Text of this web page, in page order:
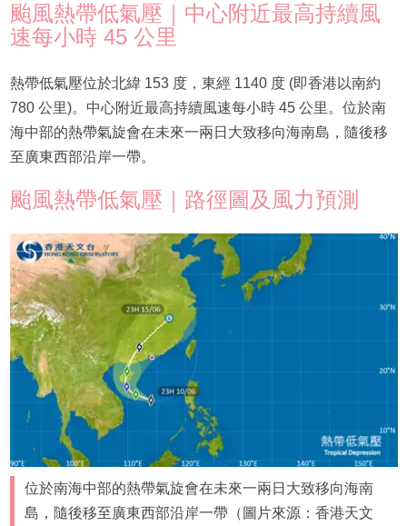
颱風熱帶低氣壓｜中心附近最高持續風
速每小時 45 公里
熱帶低氣壓位於北緯 153 度，東經 1140 度 (即香港以南約
780 公里)。中心附近最高持續風速每小時 45 公里。位於南
海中部的熱帶氣旋會在未來一兩日大致移向海南島，隨後移
至廣東西部沿岸一帶。
颱風熱帶低氣壓｜路徑圖及風力預測
位於南海中部的熱帶氣旋會在未來一兩日大致移向海南
島，隨後移至廣東西部沿岸一帶（圖片來源：香港天文